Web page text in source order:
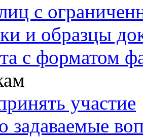
с
и образцы
с форматом
участие
задаваемые